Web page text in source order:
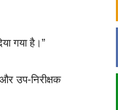
गया है।”
उप-निरीक्षक